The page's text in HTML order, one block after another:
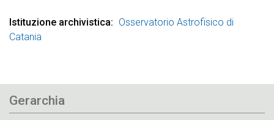
Istituzione archivistica
Osservatorio Astrofisico di
Catania
Gerarchia